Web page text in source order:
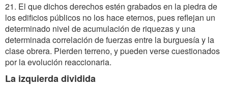
21. El que dichos derechos estén grabados en la piedra de
los edificios públicos no los hace eternos, pues reflejan un
determinado nivel de acumulación de riquezas y una
determinada correlación de fuerzas entre la burguesía y la
clase obrera. Pierden terreno, y pueden verse cuestionados
por la evolución reaccionaria.
La izquierda dividida